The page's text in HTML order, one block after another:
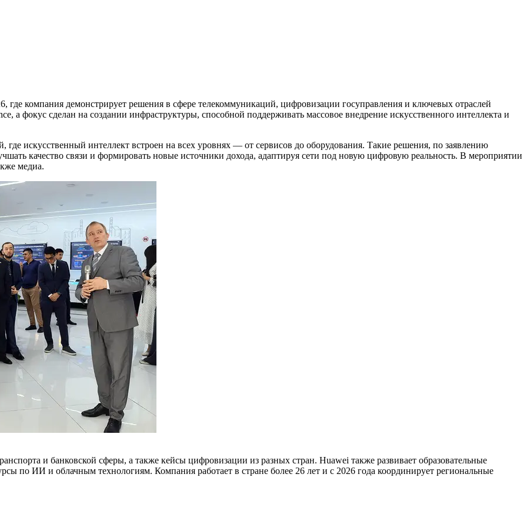
где компания демонстрирует решения в сфере телекоммуникаций, цифровизации госуправления и ключевых отраслей
а фокус сделан на создании инфраструктуры, способной поддерживать массовое внедрение искусственного интеллекта и
искусственный интеллект встроен на всех уровнях — от сервисов до оборудования. Такие решения, по заявлению
качество связи и формировать новые источники дохода, адаптируя сети под новую цифровую реальность. В мероприятии
медиа.
и банковской сферы, а также кейсы цифровизации из разных стран. Huawei также развивает образовательные
по ИИ и облачным технологиям. Компания работает в стране более 26 лет и с 2026 года координирует региональные